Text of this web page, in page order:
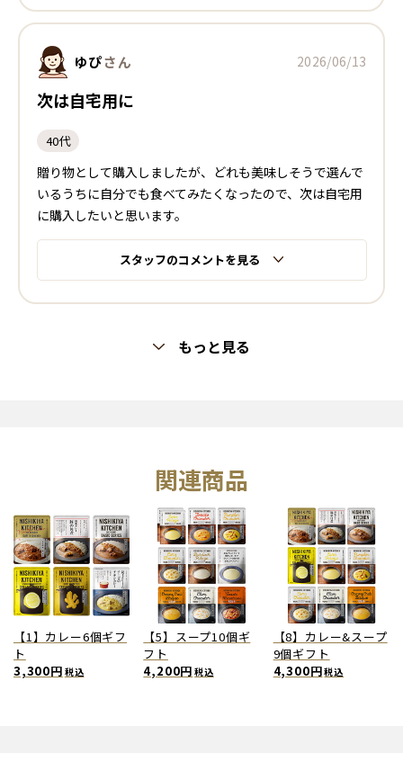
ゆぴさん 2026/06/13
次は自宅用に
40代
贈り物として購入しましたが、どれも美味しそうで選んで
いるうちに自分でも食べてみたくなったので、次は自宅用
に購入したいと思います。
スタッフのコメントを見る
もっと見る
関連商品
【1】カレー6個ギフ
ト
3,300円 税込
【5】スープ10個ギ
フト
4,200円 税込
【8】カレー&スープ
9個ギフト
4,300円税込